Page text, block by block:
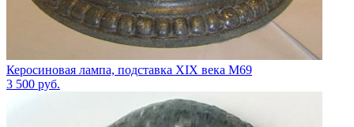
Керосиновая лампа, подставка XIX века М69
3 500 руб.